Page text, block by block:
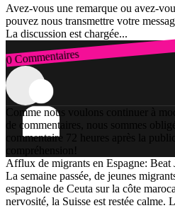
Avez-vous une remarque ou avez-
pouvez nous transmettre votre
La discussion est chargée...
0 Commentaires
Connexion
Comme nous voulons continuer à
de commentaires, nous sommes
commentaire 72 heures après la
compréhension!
Afflux de migrants en Espagne: Beat
La semaine passée, de jeunes
espagnole de Ceuta sur la côte
nervosité, la Suisse est restée calme.